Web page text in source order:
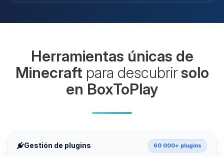
Herramientas únicas de
Minecraft para descubrirsolo
en BoxToPlay
Gestión de plugins 60 000+ plugins